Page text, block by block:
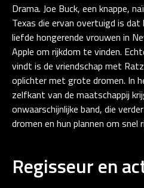
Drama. Joe Buck, een knappe,
Texas die ervan overtuigd is dat
liefde hongerende vrouwen in
Apple om rijkdom te vinden.
vindt is de vriendschap met
oplichter met grote dromen. In
zelfkant van de maatschappij
onwaarschijnlijke band, die
dromen en hun plannen om snel
Regisseur en